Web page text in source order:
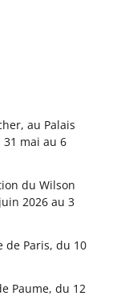
au Palais
mai au 6
du Wilson
2026 au 3
de Paris, du 10
Paume, du 12